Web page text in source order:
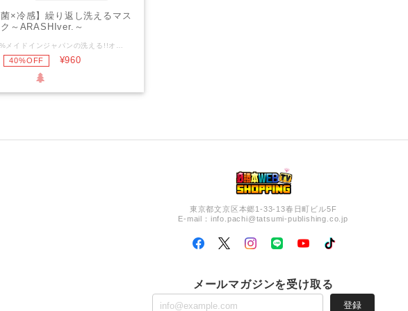
×冷感】繰り返し洗えるマス
ク～ARASHIver.～
40%OFF ¥960
東京都文京区本郷1-33-13春日町ビル5F
E-mail： info.pachi@tatsumi-publishing.co.jp
メールマガジンを受け取る
登録